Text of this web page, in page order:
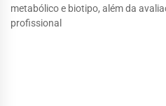
metabólico e biotipo, além da
profissional